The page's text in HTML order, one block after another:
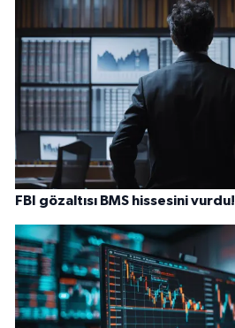
FBI gözaltısı BMS hissesini vurdu!